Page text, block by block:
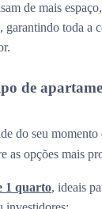
de mais
garantindo toda a
de
do seu momento
as opções mais
1 quarto, ideais